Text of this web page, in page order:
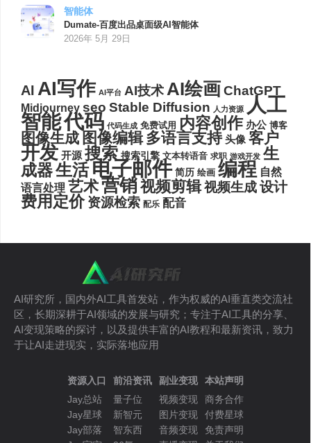
智能体
Dumate-百度出品桌面级AI智能体
2026年 5月 29日
AI AI写作 AI平台 AI技术AI绘画ChatGPT
Midjourney seo Stable Diffusion 人力资源 人工
智能代码 代码生成 免费试用 内容创作 办公 博客
图像生成 图像编辑 多语言支持 头像 客户
开发 开源 搜索 搜索引擎 文本转语音 求职 游戏开发 生
成器生活电子邮件 简历 绘画 编程 自然
语言处理 艺术营销视频剪辑视频生成设计
费用定价 资源检索 配乐 配音
AI研究所，国内外AI工具首发站，作为权威的AI垂直类交流社
区，长期深耕于AI领域的发展与研究；专注于AI工具的分享、
AI变现策略的探讨，以及提供丰富的AI教程和最新资讯，致力
于让AI走进现实，实际落地应用
资源入口
Jay总站
Jay星球
Jay部落
前沿资讯
量子位
新智元
智东西
副业变现
视频变现
图片变现
音频变现
本站声明
商务合作
付费星球
免责声明